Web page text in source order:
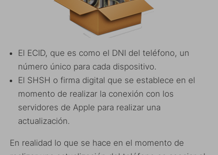
El ECID, que es como el DNI del teléfono, un
número único para cada dispositivo.
El SHSH o firma digital que se establece en el
momento de realizar la conexión con los
servidores de Apple para realizar una
actualización.
En realidad lo que se hace en el momento de